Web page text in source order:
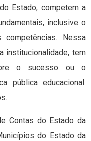
Estado, competem a
inclusive o
Nessa
institucionalidade, tem
o sucesso ou o
pública educacional.
Contas do Estado da
do Estado da